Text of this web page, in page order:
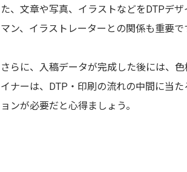
た、文章や写真、イラストなどをDTPデ
マン、イラストレーターとの関係も重要で
さらに、入稿データが完成した後には、
イナーは、DTP・印刷の流れの中間に当
ョンが必要だと心得ましょう。